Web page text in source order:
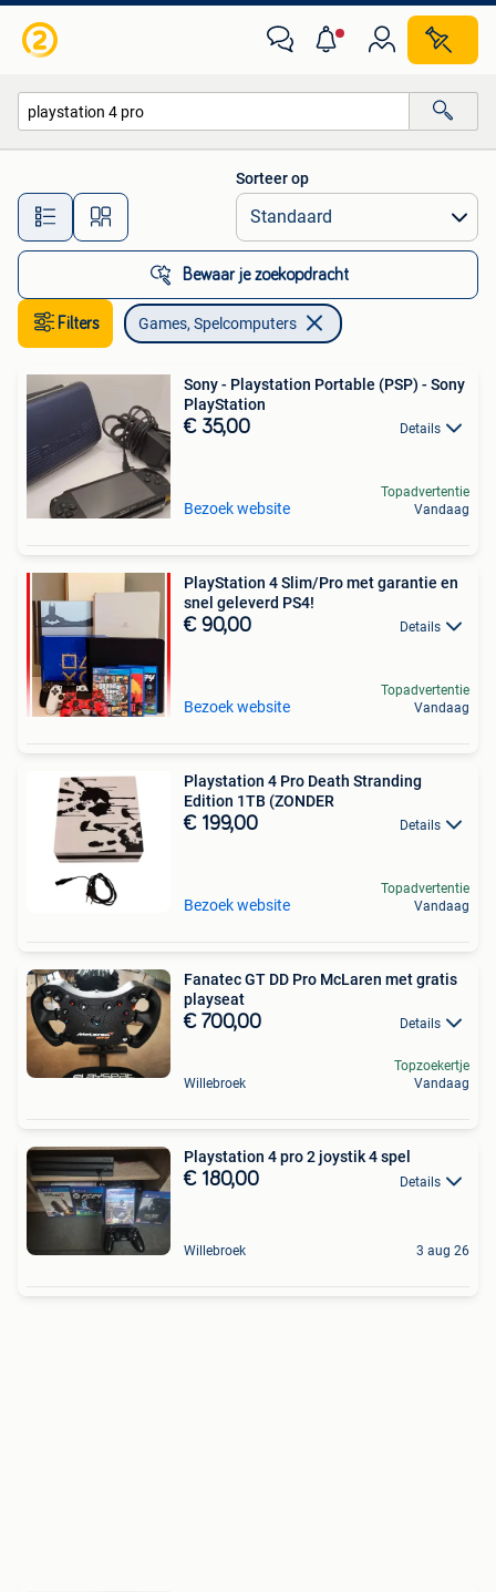
Alle afstanden…
Sorteer op
Bewaar je zoekopdracht
Filters Games, Spelcomputers
Sony - Playstation Portable (PSP) - Sony
PlayStation
€ 35,00 Details
Bezoek website
Topadvertentie
Vandaag
PlayStation 4 Slim/Pro met garantie en
snel geleverd PS4!
€ 90,00 Details
Bezoek website
Topadvertentie
Vandaag
Playstation 4 Pro Death Stranding
Edition 1TB (ZONDER
€ 199,00 Details
Bezoek website
Topadvertentie
Vandaag
Fanatec GT DD Pro McLaren met gratis
playseat
€ 700,00 Details
Willebroek
Topzoekertje
Vandaag
Playstation 4 pro 2 joystik 4 spel
€ 180,00 Details
Willebroek 3 aug 26